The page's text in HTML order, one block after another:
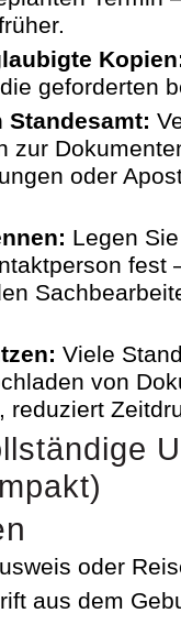
geforderten
Standesamt:
zur
oder
Legen
fest
Viele
von
reduziert
oder
aus dem